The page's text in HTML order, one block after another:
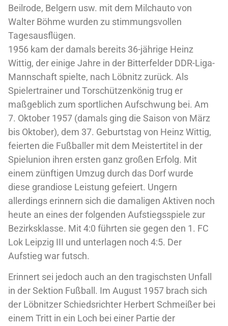
Beilrode, Belgern usw. mit dem Milchauto von
Walter Böhme wurden zu stimmungsvollen
Tagesausflügen.
1956 kam der damals bereits 36-jährige Heinz
Wittig, der einige Jahre in der Bitterfelder DDR-Liga-
Mannschaft spielte, nach Löbnitz zurück. Als
Spielertrainer und Torschützenkönig trug er
maßgeblich zum sportlichen Aufschwung bei. Am
7. Oktober 1957 (damals ging die Saison von März
bis Oktober), dem 37. Geburtstag von Heinz Wittig,
feierten die Fußballer mit dem Meistertitel in der
Spielunion ihren ersten ganz großen Erfolg. Mit
einem zünftigen Umzug durch das Dorf wurde
diese grandiose Leistung gefeiert. Ungern
allerdings erinnern sich die damaligen Aktiven noch
heute an eines der folgenden Aufstiegsspiele zur
Bezirksklasse. Mit 4:0 führten sie gegen den 1. FC
Lok Leipzig III und unterlagen noch 4:5. Der
Aufstieg war futsch.
Erinnert sei jedoch auch an den tragischsten Unfall
in der Sektion Fußball. Im August 1957 brach sich
der Löbnitzer Schiedsrichter Herbert Schmeißer bei
einem Tritt in ein Loch bei einer Partie der